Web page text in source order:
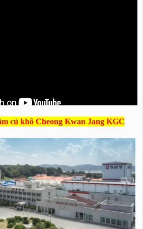
củ khô Cheong Kwan Jang KGC